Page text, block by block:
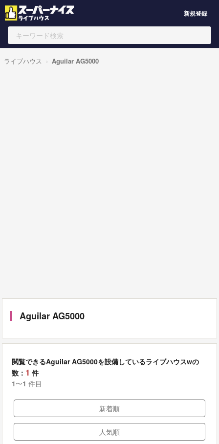
新規登録
ライブハウス Aguilar AG5000
Aguilar AG5000
閲覧できるAguilar AG5000を設備しているライブハウスwの
数： 1 件
1〜1 件目
新着順
人気順